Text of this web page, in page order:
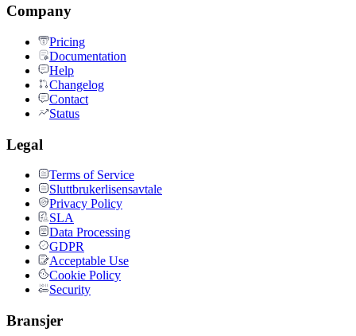
Company
Pricing
Documentation
Help
Changelog
Contact
Status
Legal
Terms of Service
Sluttbrukerlisensavtale
Privacy Policy
SLA
Data Processing
GDPR
Acceptable Use
Cookie Policy
Security
Bransjer